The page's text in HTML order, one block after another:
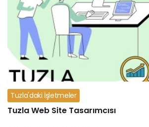
Tuzla'daki İşletmeler
Tuzla Web Site Tasarımcısı